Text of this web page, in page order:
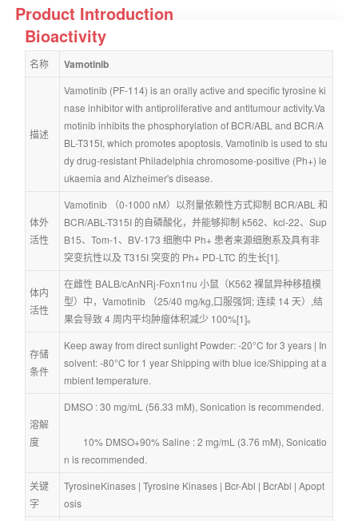
Product Introduction
Bioactivity
名称 Vamotinib
描述
Vamotinib (PF-114) is an orally active and specific tyrosine ki
nase inhibitor with antiproliferative and antitumour activity.Va
motinib inhibits the phosphorylation of BCR/ABL and BCR/A
BL-T315I, which promotes apoptosis. Vamotinib is used to stu
dy drug-resistant Philadelphia chromosome-positive (Ph+) le
ukaemia and Alzheimer's disease.
体外
活性
Vamotinib （0-1000 nM）以剂量依赖性方式抑制 BCR/ABL 和
BCR/ABL-T315I 的自磷酸化，并能够抑制 k562、kcl-22、Sup
B15、Tom-1、BV-173 细胞中 Ph+ 患者来源细胞系及具有非
突变抗性以及 T315I 突变的 Ph+ PD-LTC 的生长[1].
体内
活性
在雌性 BALB/cAnNRj-Foxn1nu 小鼠（K562 裸鼠异种移植模
型）中，Vamotinib （25/40 mg/kg,口服强饲; 连续 14 天）,结
果会导致 4 周内平均肿瘤体积减少 100%[1]。
存储
条件
Keep away from direct sunlight Powder: -20°C for 3 years | In
solvent: -80°C for 1 year Shipping with blue ice/Shipping at a
mbient temperature.
溶解
度
DMSO : 30 mg/mL (56.33 mM), Sonication is recommended.
n is recommended.
关键
字
TyrosineKinases | Tyrosine Kinases | Bcr-Abl | BcrAbl | Apopt
osis